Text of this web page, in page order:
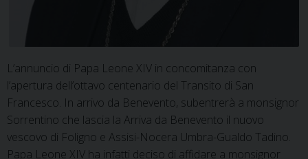
L’annuncio di Papa Leone XIV in concomitanza con
l’apertura dell’ottavo centenario del Transito di San
Francesco. In arrivo da Benevento, subentrerà a monsignor
Sorrentino che lascia la Arriva da Benevento il nuovo
vescovo di Foligno e Assisi-Nocera Umbra-Gualdo Tadino.
Papa Leone XIV ha infatti deciso di affidare a monsignor